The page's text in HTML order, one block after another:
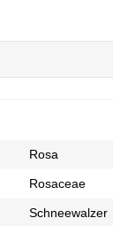
Rosa
Rosaceae
Schneewalzer